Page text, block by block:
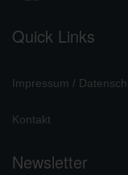
Quick Links
Impressum /
Kontakt
Newsletter